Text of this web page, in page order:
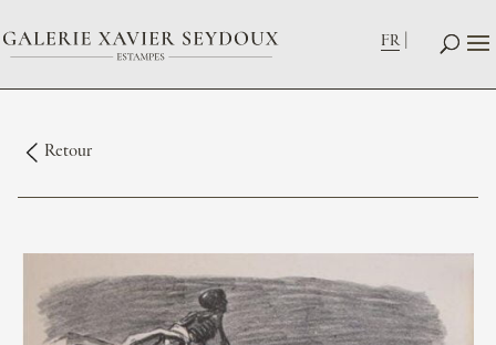
FR
Retour